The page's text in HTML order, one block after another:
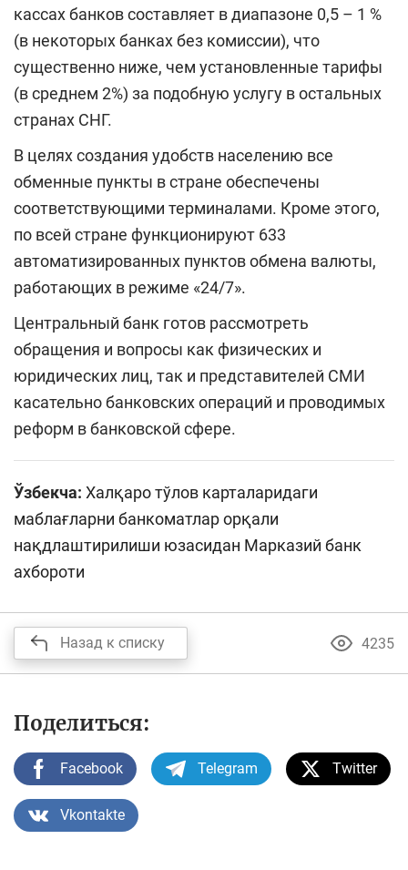
кассах банков составляет в диапазоне 0,5 – 1 %
(в некоторых банках без комиссии), что
существенно ниже, чем установленные тарифы
(в среднем 2%) за подобную услугу в остальных
странах СНГ.
В целях создания удобств населению все
обменные пункты в стране обеспечены
соответствующими терминалами. Кроме этого,
по всей стране функционируют 633
автоматизированных пунктов обмена валюты,
работающих в режиме «24/7».
Центральный банк готов рассмотреть
обращения и вопросы как физических и
юридических лиц, так и представителей СМИ
касательно банковских операций и проводимых
реформ в банковской сфере.
Ўзбекча: Халқаро тўлов карталаридаги
маблағларни банкоматлар орқали
нақдлаштирилиши юзасидан Марказий банк
ахбороти
Назад к списку 4235
Поделиться:
Facebook Telegram Twitter
Vkontakte